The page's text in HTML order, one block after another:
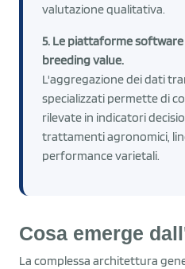
valutazione qualitativa.
5. Le piattaforme
breeding value.
L'aggregazione dei dati
specializzati permette di
rilevate in indicatori
trattamenti agronomici,
performance varietali.
Cosa emerge
La complessa architettura